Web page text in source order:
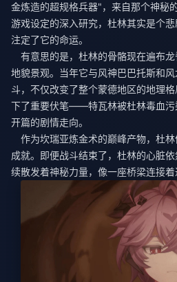
金炼造的超规格兵器"，来自那个神秘
游戏设定的深入研究，杜林其实是个
注定了它的命运。
有意思的是，杜林的骨骼现在遍布
地貌景观。当年它与风神巴巴托斯和
斗，不仅改变了整个蒙德地区的地理
下了重要伏笔——特瓦林被杜林毒血污
开篇的剧情走向。
作为坎瑞亚炼金术的巅峰产物，杜
成就。即便战斗结束了，杜林的心脏
续散发着神秘力量，像一座桥梁连接着